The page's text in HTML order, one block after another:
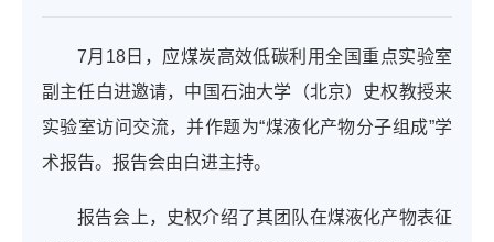
7月18日，应煤炭高效低碳利用全国重点实验室
副主任白进邀请，中国石油大学（北京）史权教授来
实验室访问交流，并作题为“煤液化产物分子组成”学
术报告。报告会由白进主持。
报告会上，史权介绍了其团队在煤液化产物表征